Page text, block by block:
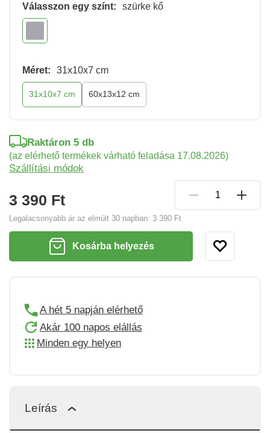
Válasszon egy színt: szürke kő
Méret: 31x10x7 cm
31x10x7 cm 60x13x12 cm
3 390 Ft
Legalacsonyabb ár az elmúlt 30 napban: 3 390 Ft
Raktáron 5 db
(az elérhető termékek várható feladása 17.08.2026)
Szállítási módok
Kosárba helyezés
A hét 5 napján elérhető
Akár 100 napos elállás
Minden egy helyen
Leírás